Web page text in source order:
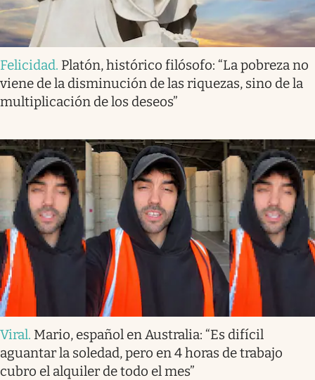
Felicidad. Platón, histórico filósofo: “La pobreza no
viene de la disminución de las riquezas, sino de la
multiplicación de los deseos”
Viral. Mario, español en Australia: “Es difícil
aguantar la soledad, pero en 4 horas de trabajo
cubro el alquiler de todo el mes”